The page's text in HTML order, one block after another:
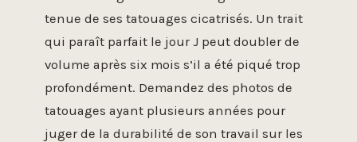
tenue de ses tatouages cicatrisés. Un trait
qui paraît parfait le jour J peut doubler de
volume après six mois s’il a été piqué trop
profondément. Demandez des photos de
tatouages ayant plusieurs années pour
juger de la durabilité de son travail sur les